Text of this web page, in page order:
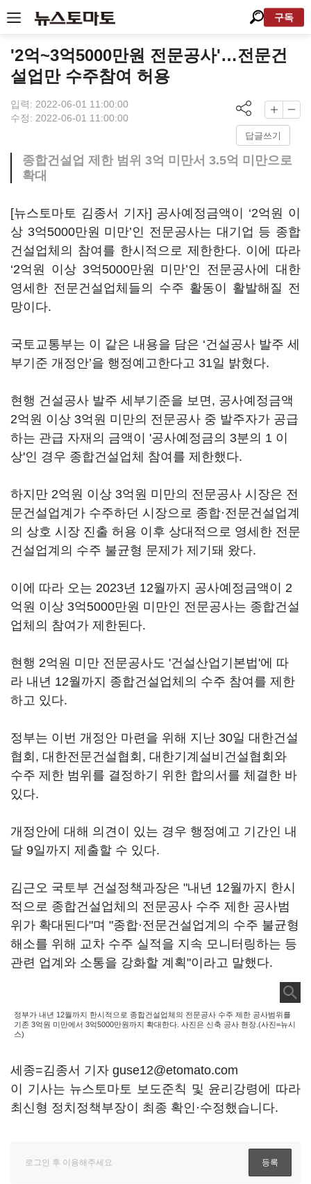
구독
'2억~3억5000만원 전문공사'…전문건
설업만 수주참여 허용
입력: 2022-06-01 11:00:00
수정: 2022-06-01 11:00:00
답글쓰기
종합건설업 제한 범위 3억 미만서 3.5억 미만으로
확대
[뉴스토마토 김종서 기자] 공사예정금액이 ‘2억원 이
상 3억5000만원 미만’인 전문공사는 대기업 등 종합
건설업체의 참여를 한시적으로 제한한다. 이에 따라
‘2억원 이상 3억5000만원 미만’인 전문공사에 대한
영세한 전문건설업체들의 수주 활동이 활발해질 전
망이다.
국토교통부는 이 같은 내용을 담은 ‘건설공사 발주 세
부기준 개정안’을 행정예고한다고 31일 밝혔다.
현행 건설공사 발주 세부기준을 보면, 공사예정금액
2억원 이상 3억원 미만의 전문공사 중 발주자가 공급
하는 관급 자재의 금액이 '공사예정금의 3분의 1 이
상'인 경우 종합건설업체 참여를 제한했다.
하지만 2억원 이상 3억원 미만의 전문공사 시장은 전
문건설업계가 수주하던 시장으로 종합·전문건설업계
의 상호 시장 진출 허용 이후 상대적으로 영세한 전문
건설업계의 수주 불균형 문제가 제기돼 왔다.
이에 따라 오는 2023년 12월까지 공사예정금액이 2
억원 이상 3억5000만원 미만인 전문공사는 종합건설
업체의 참여가 제한된다.
현행 2억원 미만 전문공사도 '건설산업기본법'에 따
라 내년 12월까지 종합건설업체의 수주 참여를 제한
하고 있다.
정부는 이번 개정안 마련을 위해 지난 30일 대한건설
협회, 대한전문건설협회, 대한기계설비건설협회와
수주 제한 범위를 결정하기 위한 합의서를 체결한 바
있다.
개정안에 대해 의견이 있는 경우 행정예고 기간인 내
달 9일까지 제출할 수 있다.
김근오 국토부 건설정책과장은 "내년 12월까지 한시
적으로 종합건설업체의 전문공사 수주 제한 공사범
위가 확대된다"며 "종합·전문건설업계의 수주 불균형
해소를 위해 교차 수주 실적을 지속 모니터링하는 등
관련 업계와 소통을 강화할 계획"이라고 말했다.
정부가 내년 12월까지 한시적으로 종합건설업체의 전문공사 수주 제한 공사범위를
기존 3억원 미만에서 3억5000만원까지 확대한다. 사진은 신축 공사 현장.(사진=뉴시
스)
세종=김종서 기자 guse12@etomato.com
이 기사는 뉴스토마토 보도준칙 및 윤리강령에 따라
최신형 정치정책부장이 최종 확인·수정했습니다.